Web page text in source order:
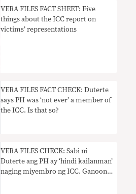
VERA FILES FACT SHEET: Five
things about the ICC report on
victims’ representations
VERA FILES FACT CHECK: Duterte
says PH was ‘not ever’ a member of
the ICC. Is that so?
VERA FILES CHECK: Sabi ni
Duterte ang PH ay ‘hindi kailanman’
naging miyembro ng ICC. Ganoon